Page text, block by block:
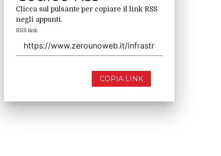
Clicca sul pulsante per copiare il link RSS
negli appunti.
RSS link
COPIA LINK